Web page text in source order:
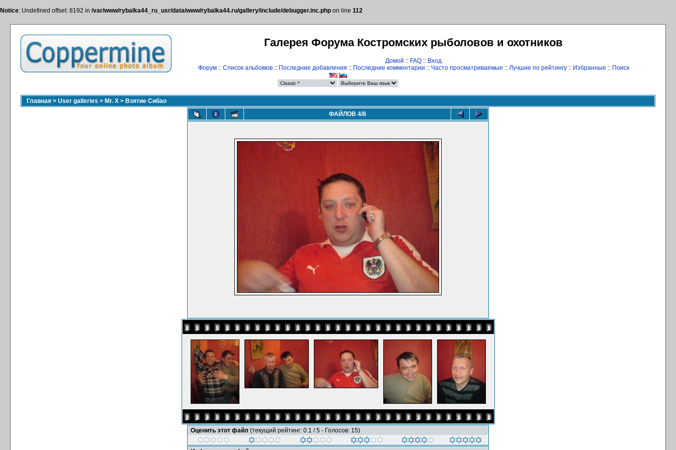
Notice: Undefined offset: 8192 in /var/www/rybalka44_ru_usr/data/www/rybalka44.ru/gallery/include/debugger.inc.php on line 112
Галерея Форума Костромских рыболовов и охотников
Домой :: FAQ :: Вход
Форум:: Список альбомов:: Последние добавления :: Последние комментарии :: Часто просматриваемые :: Лучшие по рейтингу:: Избранные :: Поиск
Главная > User galleries > Mr. X > Взятие Сибао
ФАЙЛОВ 4/8
Оценить этот файл (текущий рейтинг: 0.1 / 5 - Голосов: 15)